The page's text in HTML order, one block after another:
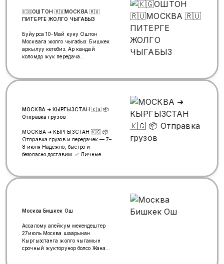
🇰🇬ОШТОН 🇷🇺МОСКВА 🇷🇺
ПИТЕРГЕ ЖОЛГО ЧЫГАБЫЗ
Буйурса 10-Май куну Оштон
Москвага жолго чыгабыз. Бишкек
аркылуу кетебиз. Ар кандай
коломдо жук передача
МОСКВА ➜ КЫРГЫЗСТАН 🇰🇬 📦
Отправка грузов
МОСКВА ➜ КЫРГЫЗСТАН 🇰🇬 📦
Отправка грузов и передачек — 7–
8 июня Надежно, быстро и
безопасно доставим: ✅ Личные
грузы ✅ Передачи для родных и
Сокулук, Кербен, Шамалды-Сай,
Жар, Ала-Бука, Токтогул, Кочкор-
Ата и другие населенные пункты
Кыргызстана. 📞 +79969703468
📞 +996 705 98-00-09 📞🪀+7 925
Москва Бишкек Ош
Ассалому алейкум мекендештер
27июль Москва шаарынан
Кыргызстанга жолго чыгамын
срочный жукторунор болсо Жана